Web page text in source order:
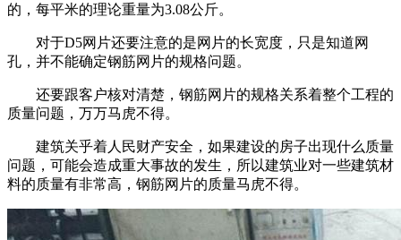
的，每平米的理论重量为3.08公斤。
对于D5网片还要注意的是网片的长宽度，只是知道网
孔，并不能确定钢筋网片的规格问题。
还要跟客户核对清楚，钢筋网片的规格关系着整个工程的
质量问题，万万马虎不得。
建筑关乎着人民财产安全，如果建设的房子出现什么质量
问题，可能会造成重大事故的发生，所以建筑业对一些建筑材
料的质量有非常高，钢筋网片的质量马虎不得。